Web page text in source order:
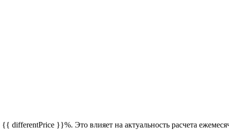
}}%. Это влияет на актуальность расчета